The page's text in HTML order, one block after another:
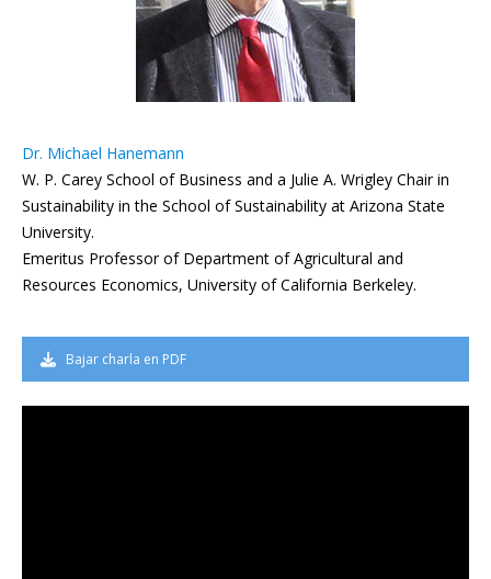
Dr. Michael Hanemann
W. P. Carey School of Business and a Julie A. Wrigley Chair in
Sustainability in the School of Sustainability at Arizona State
University.
Emeritus Professor of Department of Agricultural and
Resources Economics, University of California Berkeley.
Bajar charla en PDF